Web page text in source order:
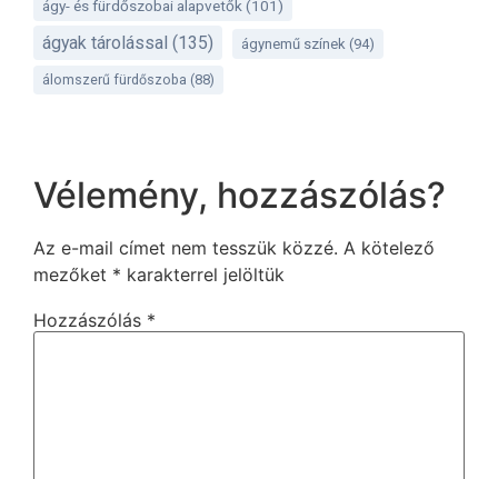
ágy- és fürdőszobai alapvetők(101)
ágyak tárolással (135) ágynemű színek (94)
álomszerű fürdőszoba (88)
Vélemény, hozzászólás?
Az e-mail címet nem tesszük közzé. A kötelező
mezőket * karakterrel jelöltük
Hozzászólás *